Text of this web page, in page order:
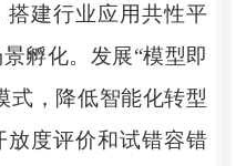
搭建行业应用共性平
孵化。发展“模型即
式，降低智能化转型
放度评价和试错容错